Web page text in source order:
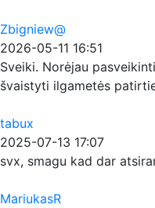
Zbigniew@
2026-05-11 16:51
Sveiki. Norėjau
švaistyti ilgametės
tabux
2025-07-13 17:07
svx, smagu kad dar
MariukasR